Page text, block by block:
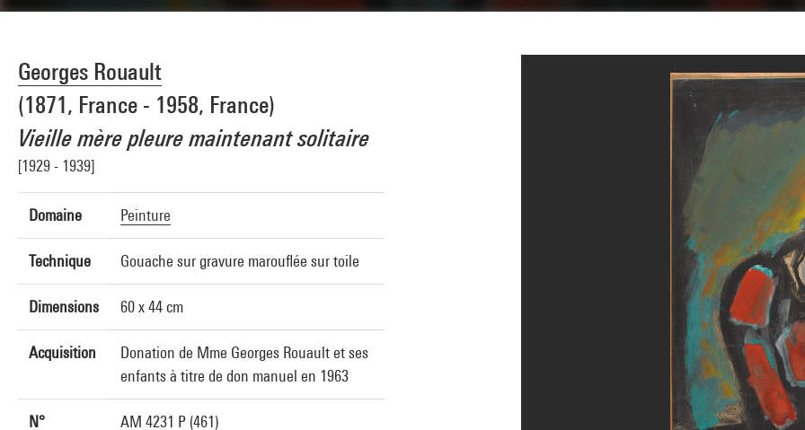
Georges Rouault
(1871, France - 1958, France)
Vieille mère pleure maintenant solitaire
[1929 - 1939]
Domaine Peinture
Technique Gouache sur gravure marouflée sur toile
Dimensions 60 x 44 cm
Acquisition
Donation de Mme Georges Rouault et ses
enfants à titre de don manuel en 1963
N°
AM 4231 P (461)